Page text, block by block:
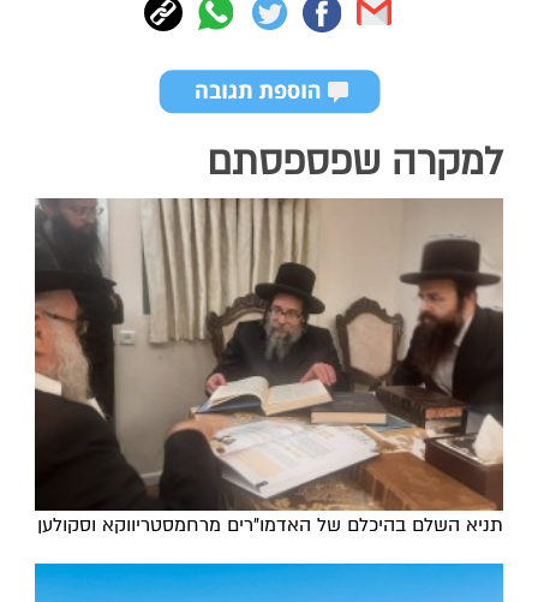
למקרה שפספסתם
תניא השלם בהיכלם של האדמו"רים מרחמסטריווקא וסקולען